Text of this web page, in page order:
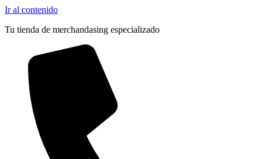
Ir al contenido
Tu tienda de merchandasing especializado